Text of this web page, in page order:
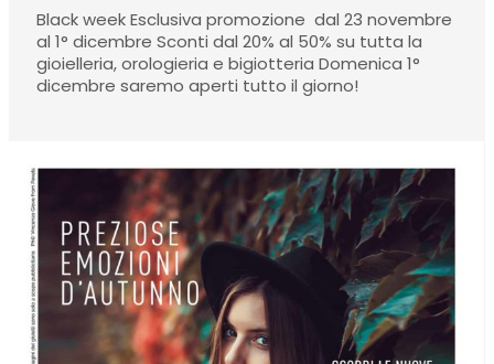
Black week Esclusiva promozione dal 23 novembre
al 1° dicembre Sconti dal 20% al 50% su tutta la
gioielleria, orologieria e bigiotteria Domenica 1°
dicembre saremo aperti tutto il giorno!